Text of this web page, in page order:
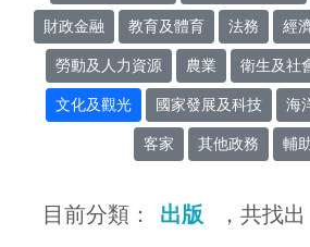
財政金融 教育及體育 法務 經
勞動及人力資源 農業 衛生及社
文化及觀光 國家發展及科技 海
客家 其他政務 輔
目前分類： 出版 ，共找出